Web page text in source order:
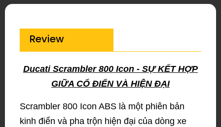
Review
Ducati Scrambler 800 Icon - SỰ KẾT HỢP
GIỮA CỔ ĐIỂN VÀ HIỆN ĐẠI
Scrambler 800 Icon ABS là một phiên bản
kinh điển và pha trộn hiện đại của dòng xe